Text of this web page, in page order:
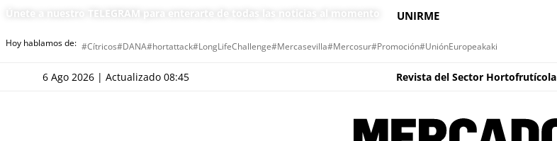
Únete a nuestro TELEGRAM para enterarte de todas las noticias al momento UNIRME
Hoy hablamos de: #Cítricos#DANA#hortattack#LongLifeChallenge#Mercasevilla#Mercosur#Promoción#UniónEuropeakaki
6 Ago 2026 | Actualizado 08:45 Revista del Sector Hortofrutícola